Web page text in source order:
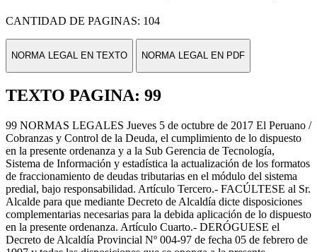
CANTIDAD DE PAGINAS: 104
NORMA LEGAL EN TEXTO NORMA LEGAL EN PDF
TEXTO PAGINA: 99
99 NORMAS LEGALES Jueves 5 de octubre de 2017 El Peruano /
Cobranzas y Control de la Deuda, el cumplimiento de lo dispuesto
en la presente ordenanza y a la Sub Gerencia de Tecnología,
Sistema de Información y estadística la actualización de los formatos
de fraccionamiento de deudas tributarias en el módulo del sistema
predial, bajo responsabilidad. Artículo Tercero.- FACÚLTESE al Sr.
Alcalde para que mediante Decreto de Alcaldía dicte disposiciones
complementarias necesarias para la debida aplicación de lo dispuesto
en la presente ordenanza. Artículo Cuarto.- DERÓGUESE el
Decreto de Alcaldía Provincial Nº 004-97 de fecha 05 de febrero de